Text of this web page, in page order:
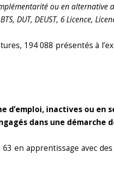
ou en
DUT, DEUST, 6 Licence,
194 088 présentés à
d’emploi, inactives ou en
dans une démarche
en apprentissage avec